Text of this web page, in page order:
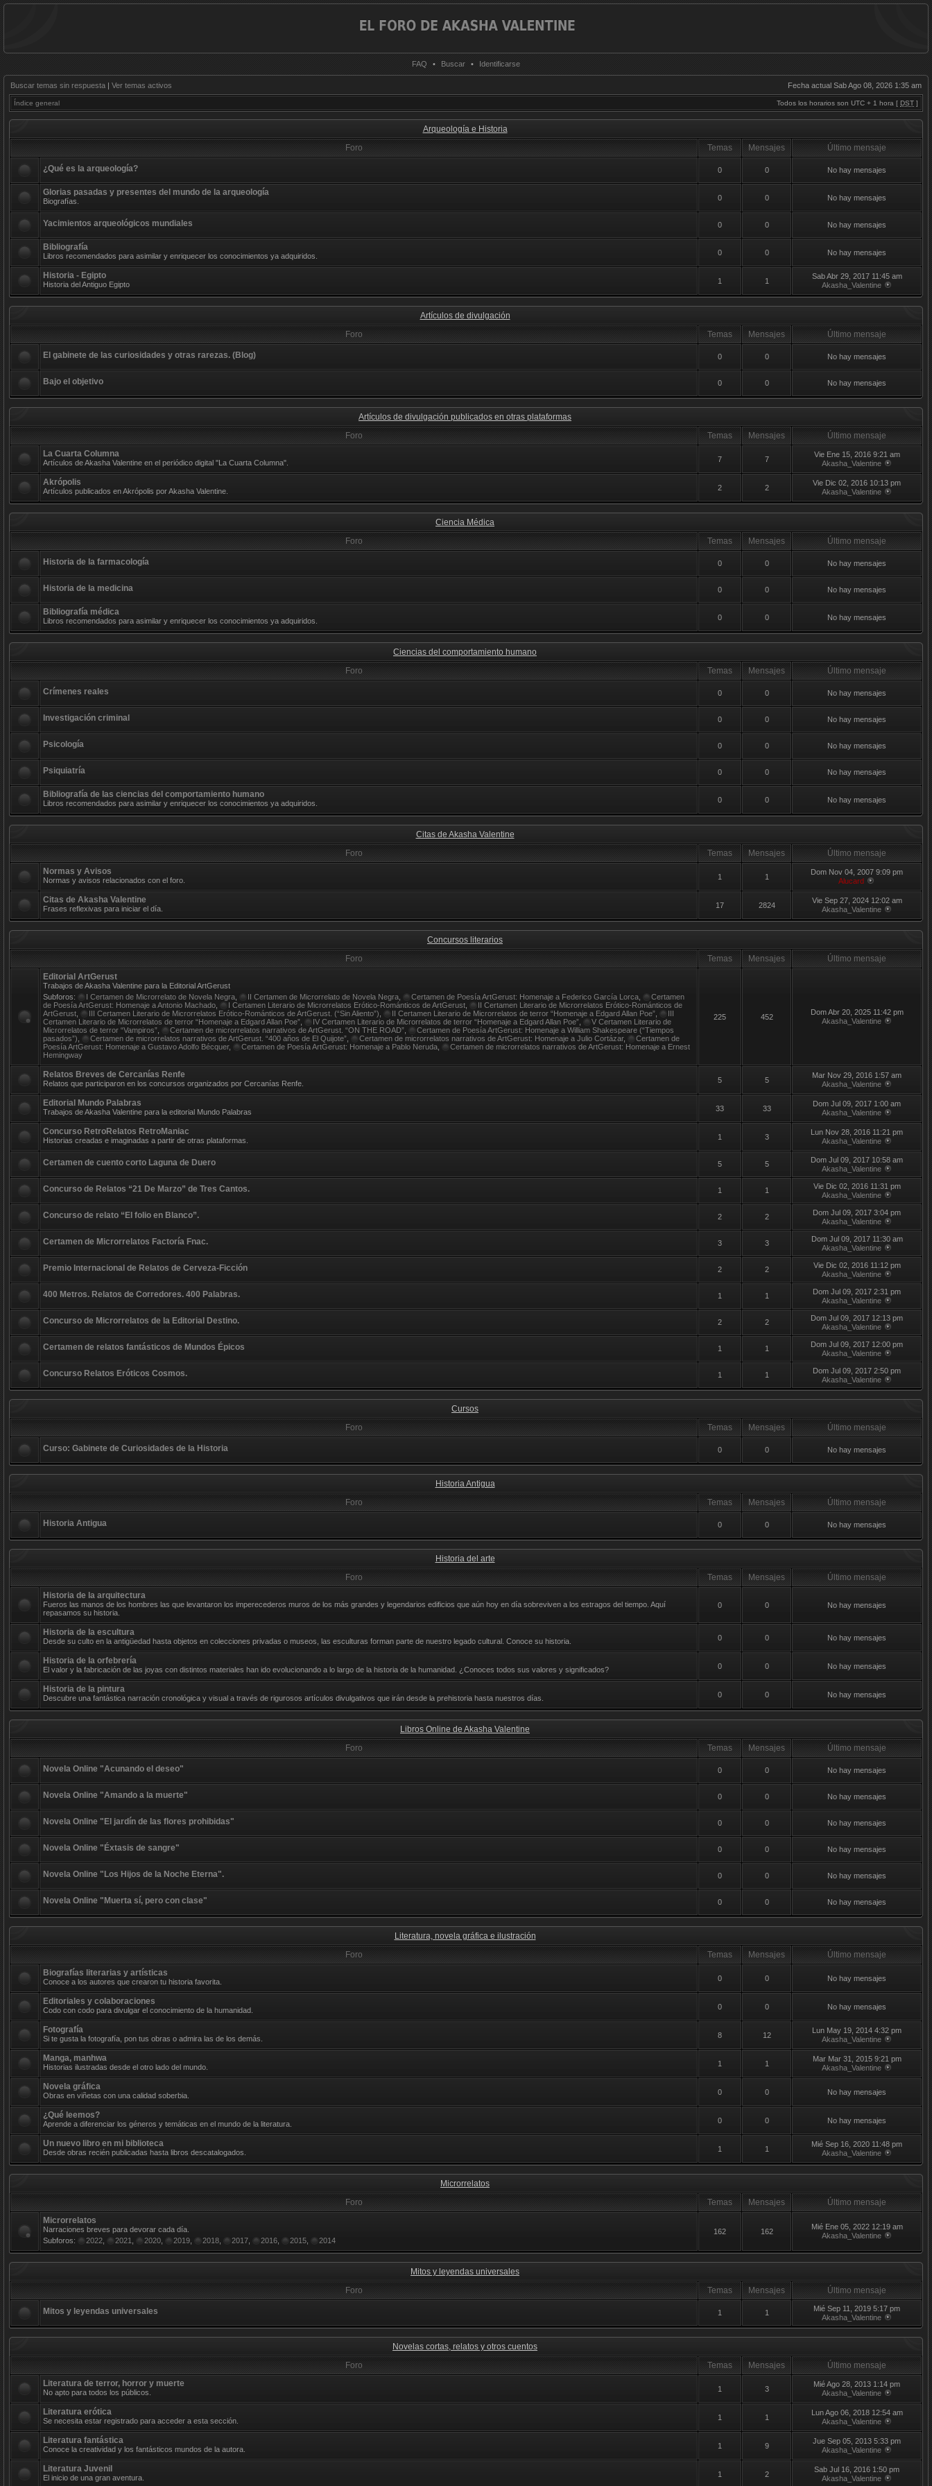
FAQ • Buscar • Identificarse
Buscar temas sin respuesta | Ver temas activos Fecha actual Sab Ago 08, 2026 1:35 am
Índice general Todos los horarios son UTC + 1 hora [ DST ]
Arqueología e Historia
Foro
Temas Mensajes Último mensaje
¿Qué es la arqueología? 0 0 No hay mensajes
Glorias pasadas y presentes del mundo de la arqueología
Biografías. 0 0 No hay mensajes
Yacimientos arqueológicos mundiales 0 0 No hay mensajes
Bibliografía
Libros recomendados para asimilar y enriquecer los conocimientos ya adquiridos. 0 0 No hay mensajes
Historia - Egipto
Historia del Antiguo Egipto 1 1
Sab Abr 29, 2017 11:45 am
Akasha_Valentine
Artículos de divulgación
Foro
Temas Mensajes Último mensaje
El gabinete de las curiosidades y otras rarezas. (Blog) 0 0 No hay mensajes
Bajo el objetivo 0 0 No hay mensajes
Artículos de divulgación publicados en otras plataformas
Foro
Temas Mensajes
Último mensaje
La Cuarta Columna
Artículos de Akasha Valentine en el periódico digital "La Cuarta Columna". 7 7
Vie Ene 15, 2016 9:21 am
Akasha_Valentine
Akrópolis
Artículos publicados en Akrópolis por Akasha Valentine. 2 2
Vie Dic 02, 2016 10:13 pm
Akasha_Valentine
Ciencia Médica
Foro
Temas Mensajes Último mensaje
Historia de la farmacología 0 0 No hay mensajes
Historia de la medicina 0 0 No hay mensajes
Bibliografía médica
Libros recomendados para asimilar y enriquecer los conocimientos ya adquiridos. 0 0 No hay mensajes
Ciencias del comportamiento humano
Foro
Temas Mensajes Último mensaje
Crímenes reales 0 0 No hay mensajes
Investigación criminal 0 0 No hay mensajes
Psicología 0 0 No hay mensajes
Psiquiatría 0 0 No hay mensajes
Bibliografía de las ciencias del comportamiento humano
Libros recomendados para asimilar y enriquecer los conocimientos ya adquiridos. 0 0 No hay mensajes
Citas de Akasha Valentine
Foro
Temas Mensajes
Último mensaje
Normas y Avisos
Normas y avisos relacionados con el foro. 1 1
Dom Nov 04, 2007 9:09 pm
Alucard
Citas de Akasha Valentine
Frases reflexivas para iniciar el día. 17 2824
Vie Sep 27, 2024 12:02 am
Akasha_Valentine
Concursos literarios
Foro
Temas Mensajes
Último mensaje
Editorial ArtGerust
Trabajos de Akasha Valentine para la Editorial ArtGerust
Subforos:
I Certamen de Microrrelato de Novela Negra II Certamen de Microrrelato de Novela Negra Certamen de Poesía ArtGerust: Homenaje a Federico García Lorca
Certamen
de Poesía ArtGerust: Homenaje a Antonio Machado
I Certamen Literario de Microrrelatos Erótico-Románticos de ArtGerust
II Certamen Literario de Microrrelatos Erótico-Románticos de
ArtGerust
III Certamen Literario de Microrrelatos Erótico-Románticos de ArtGerust. (“Sin Aliento”) II Certamen Literario de Microrrelatos de terror “Homenaje a Edgard Allan Poe”
III
Certamen Literario de Microrrelatos de terror “Homenaje a Edgard Allan Poe”
IV Certamen Literario de Microrrelatos de terror “Homenaje a Edgard Allan Poe”
V Certamen Literario de
Microrrelatos de terror “Vampiros”
Certamen de microrrelatos narrativos de ArtGerust. “ON THE ROAD”
Certamen de Poesía ArtGerust: Homenaje a William Shakespeare (“Tiempos
pasados”)
Certamen de microrrelatos narrativos de ArtGerust. “400 años de El Quijote” Certamen de microrrelatos narrativos de ArtGerust: Homenaje a Julio Cortázar,
Certamen de
Poesía ArtGerust: Homenaje a Gustavo Adolfo Bécquer, Certamen de Poesía ArtGerust: Homenaje a Pablo Neruda
Certamen de microrrelatos narrativos de ArtGerust: Homenaje a Ernest
Hemingway
225 452
Dom Abr 20, 2025 11:42 pm
Akasha_Valentine
Relatos Breves de Cercanías Renfe
Relatos que participaron en los concursos organizados por Cercanías Renfe. 5 5
Mar Nov 29, 2016 1:57 am
Akasha_Valentine
Editorial Mundo Palabras
Trabajos de Akasha Valentine para la editorial Mundo Palabras 33 33
Dom Jul 09, 2017 1:00 am
Akasha_Valentine
Concurso RetroRelatos RetroManiac
Historias creadas e imaginadas a partir de otras plataformas. 1 3
Lun Nov 28, 2016 11:21 pm
Akasha_Valentine
Certamen de cuento corto Laguna de Duero 5 5
Dom Jul 09, 2017 10:58 am
Akasha_Valentine
Concurso de Relatos “21 De Marzo” de Tres Cantos. 1 1
Vie Dic 02, 2016 11:31 pm
Akasha_Valentine
Concurso de relato “El folio en Blanco”. 2 2
Dom Jul 09, 2017 3:04 pm
Akasha_Valentine
Certamen de Microrrelatos Factoría Fnac. 3 3
Dom Jul 09, 2017 11:30 am
Akasha_Valentine
Premio Internacional de Relatos de Cerveza-Ficción 2 2
Vie Dic 02, 2016 11:12 pm
Akasha_Valentine
400 Metros. Relatos de Corredores. 400 Palabras. 1 1
Dom Jul 09, 2017 2:31 pm
Akasha_Valentine
Concurso de Microrrelatos de la Editorial Destino. 2 2
Dom Jul 09, 2017 12:13 pm
Akasha_Valentine
Certamen de relatos fantásticos de Mundos Épicos 1 1
Dom Jul 09, 2017 12:00 pm
Akasha_Valentine
Concurso Relatos Eróticos Cosmos. 1 1
Dom Jul 09, 2017 2:50 pm
Akasha_Valentine
Cursos
Foro
Temas Mensajes Último mensaje
Curso: Gabinete de Curiosidades de la Historia 0 0 No hay mensajes
Historia Antigua
Foro
Temas Mensajes Último mensaje
Historia Antigua 0 0 No hay mensajes
Historia del arte
Foro
Temas Mensajes
Último mensaje
Historia de la arquitectura
Fueros las manos de los hombres las que levantaron los imperecederos muros de los más grandes y legendarios edificios que aún hoy en día sobreviven a los estragos del tiempo. Aquí
repasamos su historia.
0 0 No hay mensajes
Historia de la escultura
Desde su culto en la antigüedad hasta objetos en colecciones privadas o museos, las esculturas forman parte de nuestro legado cultural. Conoce su historia. 0 0 No hay mensajes
Historia de la orfebrería
El valor y la fabricación de las joyas con distintos materiales han ido evolucionando a lo largo de la historia de la humanidad. ¿Conoces todos sus valores y significados? 0 0 No hay mensajes
Historia de la pintura
Descubre una fantástica narración cronológica y visual a través de rigurosos artículos divulgativos que irán desde la prehistoria hasta nuestros días. 0 0 No hay mensajes
Libros Online de Akasha Valentine
Foro
Temas Mensajes Último mensaje
Novela Online "Acunando el deseo" 0 0 No hay mensajes
Novela Online "Amando a la muerte" 0 0 No hay mensajes
Novela Online "El jardín de las flores prohibidas" 0 0 No hay mensajes
Novela Online "Éxtasis de sangre" 0 0 No hay mensajes
Novela Online "Los Hijos de la Noche Eterna". 0 0 No hay mensajes
Novela Online "Muerta sí, pero con clase" 0 0 No hay mensajes
Literatura, novela gráfica e ilustración
Foro
Temas Mensajes
Último mensaje
Biografías literarias y artísticas
Conoce a los autores que crearon tu historia favorita. 0 0 No hay mensajes
Editoriales y colaboraciones
Codo con codo para divulgar el conocimiento de la humanidad. 0 0 No hay mensajes
Fotografía
Si te gusta la fotografía, pon tus obras o admira las de los demás. 8 12
Lun May 19, 2014 4:32 pm
Akasha_Valentine
Manga, manhwa
Historias ilustradas desde el otro lado del mundo. 1 1
Mar Mar 31, 2015 9:21 pm
Akasha_Valentine
Novela gráfica
Obras en viñetas con una calidad soberbia. 0 0 No hay mensajes
¿Qué leemos?
Aprende a diferenciar los géneros y temáticas en el mundo de la literatura. 0 0 No hay mensajes
Un nuevo libro en mi biblioteca
Desde obras recién publicadas hasta libros descatalogados. 1 1
Mié Sep 16, 2020 11:48 pm
Akasha_Valentine
Microrrelatos
Foro
Temas Mensajes
Último mensaje
Microrrelatos
Narraciones breves para devorar cada día.
Subforos:
2022 2021 2020 2019 2018 2017 2016 2015 2014
162 162
Mié Ene 05, 2022 12:19 am
Akasha_Valentine
Mitos y leyendas universales
Foro
Temas Mensajes Último mensaje
Mitos y leyendas universales 1 1
Mié Sep 11, 2019 5:17 pm
Akasha_Valentine
Novelas cortas, relatos y otros cuentos
Foro
Temas Mensajes
Último mensaje
Literatura de terror, horror y muerte
No apto para todos los públicos. 1 3
Mié Ago 28, 2013 1:14 pm
Akasha_Valentine
Literatura erótica
Se necesita estar registrado para acceder a esta sección. 1 1
Lun Ago 06, 2018 12:54 am
Akasha_Valentine
Literatura fantástica
Conoce la creatividad y los fantásticos mundos de la autora. 1 9
Jue Sep 05, 2013 5:33 pm
Akasha_Valentine
Literatura Juvenil
El inicio de una gran aventura. 1 2
Sab Jul 16, 2016 1:50 pm
Akasha_Valentine